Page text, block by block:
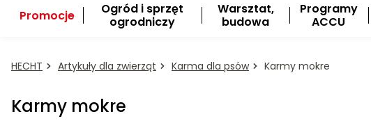
Promocje
Ogród i sprzęt
ogrodniczy
Warsztat,
budowa
Programy
ACCU
HECHT Artykuły dla zwierząt Karma dla psów Karmy mokre
Karmy mokre